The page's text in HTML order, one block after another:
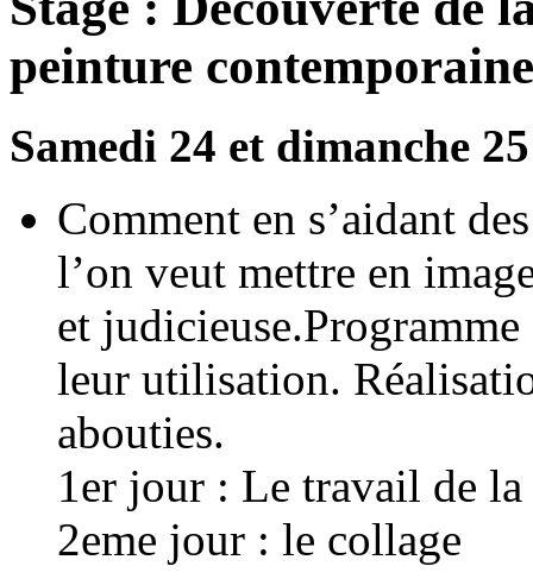
peinture contemporaine
Samedi 24 et dimanche
Comment en s’aidant
l’on veut mettre en
et
leur utilisation.
abouties.
1er jour : Le travail de la
2eme jour : le collage